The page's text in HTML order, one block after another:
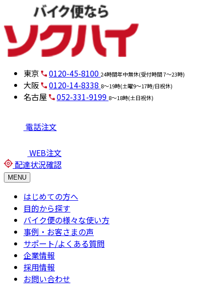
東京 0120-45-8100 24時間年中無休(受付時間 7～23時)
大阪 0120-14-8338 8～19時(土曜9～17時/日祝休)
名古屋 052-331-9199 8～18時(土日祝休)
電話注文
WEB注文
配達状況確認
MENU
はじめての方へ
目的から探す
バイク便の様々な使い方
事例・お客さまの声
サポート/よくある質問
企業情報
採用情報
お問い合わせ